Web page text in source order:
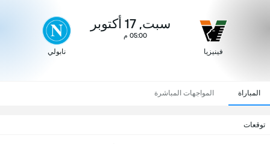
فينيزيا
سبت, 17 أكتوبر
05:00 م
نابولي
المباراة المواجهات المباشرة
توقعات